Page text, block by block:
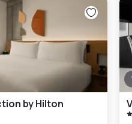
by Hilton